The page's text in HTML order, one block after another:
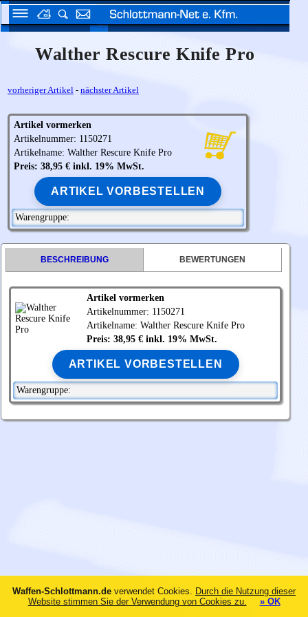
Walther Rescure Knife Pro
vorheriger Artikel - nächster Artikel
Artikel vormerken
Artikelnummer: 1150271
Artikelname: Walther Rescure Knife Pro
Preis: 38,95 € inkl. 19% MwSt.
ARTIKEL VORBESTELLEN
Warengruppe:
BESCHREIBUNG BEWERTUNGEN
Artikel vormerken
Artikelnummer: 1150271
Artikelname: Walther Rescure Knife Pro
Preis: 38,95 € inkl. 19% MwSt.
ARTIKEL VORBESTELLEN
Warengruppe:
Waffen-Schlottmann.de verwendet Cookies. Durch die Nutzung dieser
Website stimmen Sie der Verwendung von Cookies zu.
» OK